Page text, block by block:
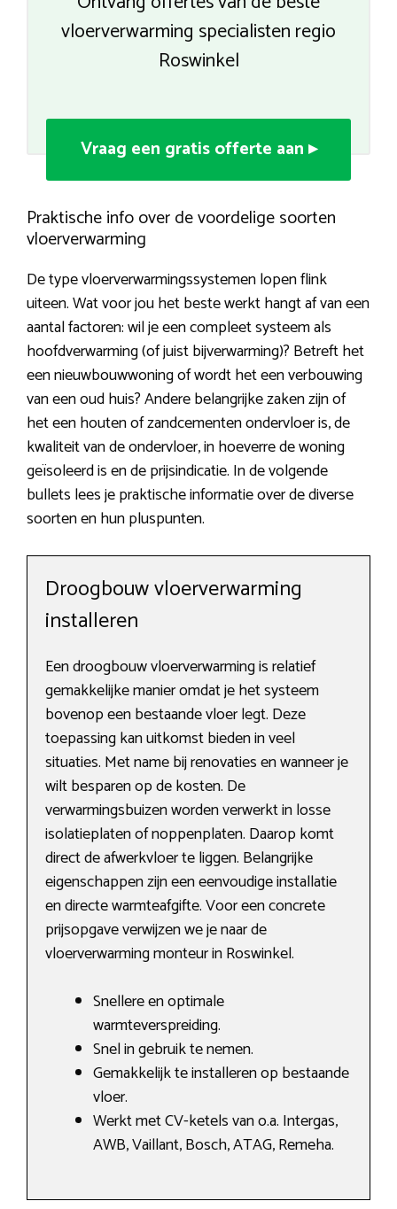
vloerverwarming specialisten regio
Roswinkel
Vraag een gratis offerte aan ▸
Praktische info over de voordelige soorten
vloerverwarming
De type vloerverwarmingssystemen lopen flink
uiteen. Wat voor jou het beste werkt hangt af van een
aantal factoren: wil je een compleet systeem als
hoofdverwarming (of juist bijverwarming)? Betreft het
een nieuwbouwwoning of wordt het een verbouwing
van een oud huis? Andere belangrijke zaken zijn of
het een houten of zandcementen ondervloer is, de
kwaliteit van de ondervloer, in hoeverre de woning
geïsoleerd is en de prijsindicatie. In de volgende
bullets lees je praktische informatie over de diverse
soorten en hun pluspunten.
Droogbouw vloerverwarming
installeren
Een droogbouw vloerverwarming is relatief
gemakkelijke manier omdat je het systeem
bovenop een bestaande vloer legt. Deze
toepassing kan uitkomst bieden in veel
situaties. Met name bij renovaties en wanneer je
wilt besparen op de kosten. De
verwarmingsbuizen worden verwerkt in losse
isolatieplaten of noppenplaten. Daarop komt
direct de afwerkvloer te liggen. Belangrijke
eigenschappen zijn een eenvoudige installatie
en directe warmteafgifte. Voor een concrete
prijsopgave verwijzen we je naar de
vloerverwarming monteur in Roswinkel.
Snellere en optimale
warmteverspreiding.
Snel in gebruik te nemen.
Gemakkelijk te installeren op bestaande
vloer.
Werkt met CV-ketels van o.a. Intergas,
AWB, Vaillant, Bosch, ATAG, Remeha.